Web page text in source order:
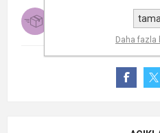
1-2
Daha fazla